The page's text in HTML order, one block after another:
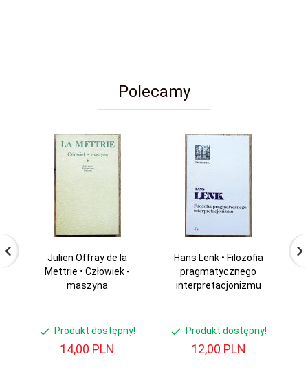
Polecamy
Julien Offray de la
Mettrie • Człowiek -
maszyna
Produkt dostępny!
14,00 PLN
Hans Lenk • Filozofia
pragmatycznego
interpretacjonizmu
Produkt dostępny!
12,00 PLN